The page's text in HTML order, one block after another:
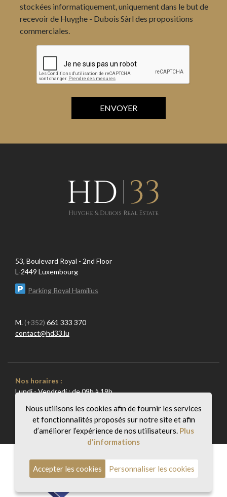
stockées informatiquement, uniquement dans le but de
recevoir de Huyghe - Dubois Sàrl des propositions
commerciales.
53, Boulevard Royal - 2nd Floor
L-2449 Luxembourg
Parking Royal Hamilius
M. (+352) 661 333 370
contact@hd33.lu
Nos horaires :
Lundi - Vendredi : de 09h à 19h
Membre de :
Nous utilisons les cookies afin de fournir les services
et fonctionnalités proposés sur notre site et afin
d’améliorer l’expérience de nos utilisateurs. Plus
d'informations
Accepter les cookies Personnaliser les cookies